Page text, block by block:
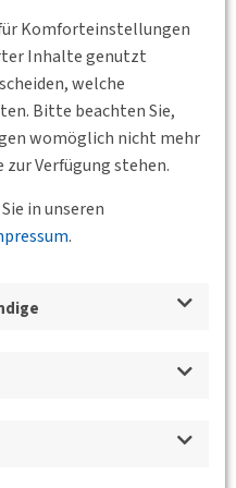
Komforteinstellungen
Inhalte genutzt
welche
Bitte beachten Sie,
womöglich nicht mehr
Verfügung stehen.
in unseren
.
Forums der
am Main vom
17:00
Frankfurt